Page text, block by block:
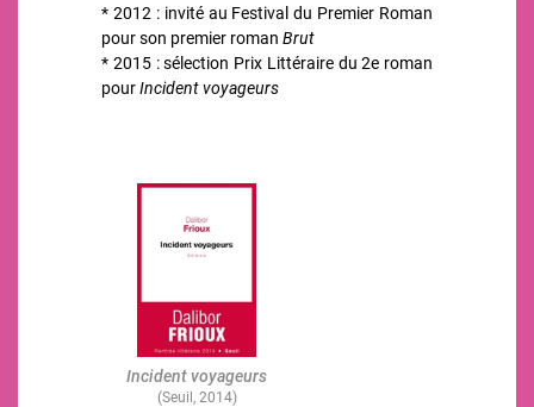
* 2012 : invité au Festival du Premier Roman
pour son premier roman Brut
* 2015 : sélection Prix Littéraire du 2e roman
pourIncident voyageurs
Image
Incident voyageurs
(Seuil, 2014)